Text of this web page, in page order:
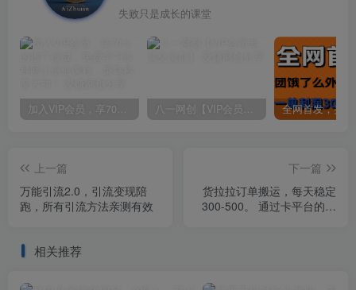
失败只是成长的课堂
加入VIP会员，享70%的推广提成，免费学习多种网上创业课程，菜鸟秒变大神！ 八一网创【VIP会员专属交流群】
上一篇
万能引流2.0，引流变现陪
跑，所有引流方法亲测有效
下一篇
货拉拉订单搬运，每天稳定
300-500。 通过卡平台的规
相关推荐